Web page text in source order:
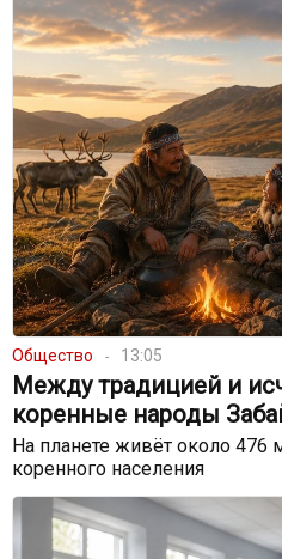
Общество 13:05
Между традицией и
коренные народы
На планете живёт около 476
коренного населения